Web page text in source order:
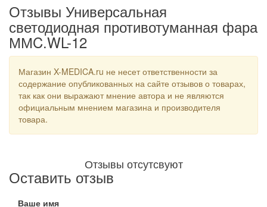
Отзывы Универсальная
светодиодная противотуманная фара
ММC.WL-12
Магазин X-MEDICA.ru не несет ответственности за
содержание опубликованных на сайте отзывов о товарах,
так как они выражают мнение автора и не являются
официальным мнением магазина и производителя
товара.
Отзывы отсутсвуют
Оставить отзыв
Ваше имя